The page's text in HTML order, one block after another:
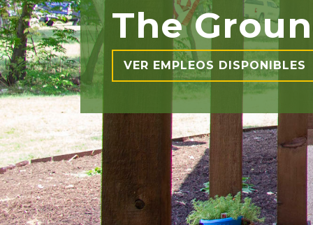
The
VER EMPLEOS DISPONIBLES